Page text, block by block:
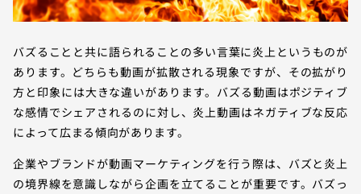
バズることと共に語られることの多い言葉に炎上というものが
あります。どちらも動画が拡散される現象ですが、その拡がり
方と印象には大きな違いがあります。バズる動画はポジティブ
な感情でシェアされるのに対し、炎上動画はネガティブな反応
によって広まる傾向があります。
企業やブランドが動画マーケティングを行う際は、バズと炎上
の境界線を意識しながら企画を立てることが重要です。バズっ